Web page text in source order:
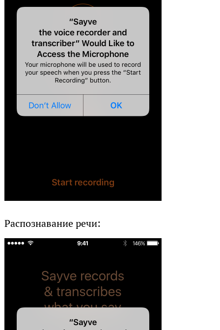
Распознавание речи: